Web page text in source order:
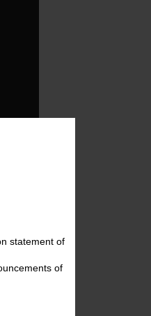
statement of
of